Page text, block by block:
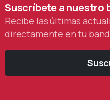
Suscríbeteanuestro
Recibe las últimas
directamente en tu